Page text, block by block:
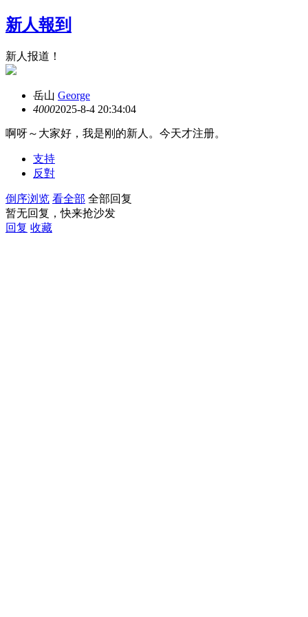
新人報到
新人报道！
岳山 George
40002025-8-4 20:34:04
啊呀～大家好，我是刚的新人。今天才注册。
支持
反對
倒序浏览 看全部 全部回复
暂无回复，快来抢沙发
回复 收藏